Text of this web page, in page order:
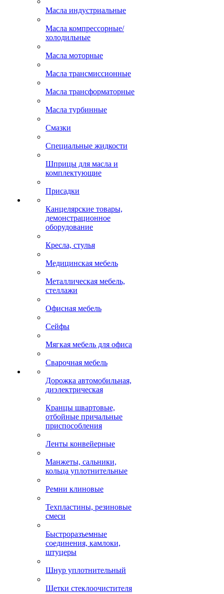
Масла индустриальные
Масла компрессорные/
холодильные
Масла моторные
Масла трансмиссионные
Масла трансформаторные
Масла турбинные
Смазки
Специальные жидкости
Шприцы для масла и
комплектующие
Присадки
Канцелярские товары,
демонстрационное
оборудование
Кресла, стулья
Медицинская мебель
Металлическая мебель,
стеллажи
Офисная мебель
Сейфы
Мягкая мебель для офиса
Сварочная мебель
Дорожка автомобильная,
диэлектрическая
Кранцы швартовые,
отбойные причальные
приспособления
Ленты конвейерные
Манжеты, сальники,
кольца уплотнительные
Ремни клиновые
Техпластины, резиновые
смеси
Быстроразъемные
соединения, камлоки,
штуцеры
Шнур уплотнительный
Щетки стеклоочистителя